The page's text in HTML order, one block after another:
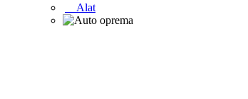
Alat